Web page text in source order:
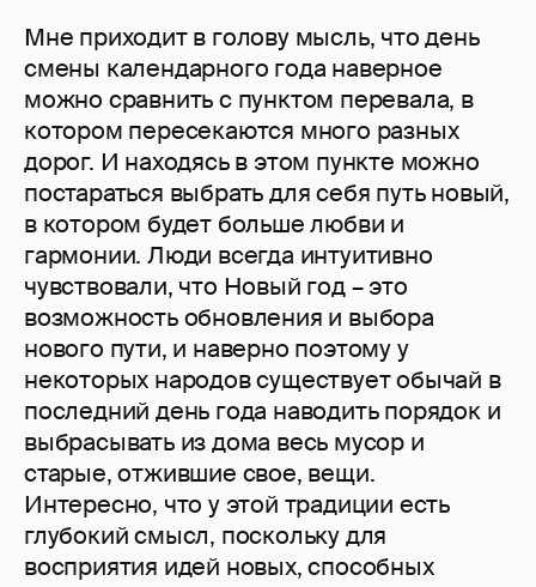
Мне приходит в голову мысль, что день
смены календарного года наверное
можно сравнить с пунктом перевала, в
котором пересекаются много разных
дорог. И находясь в этом пункте можно
постараться выбрать для себя путь новый,
в котором будет больше любви и
гармонии. Люди всегда интуитивно
чувствовали, что Новый год – это
возможность обновления и выбора
нового пути, и наверно поэтому у
некоторых народов существует обычай в
последний день года наводить порядок и
выбрасывать из дома весь мусор и
старые, отжившие свое, вещи.
Интересно, что у этой традиции есть
глубокий смысл, поскольку для
восприятия идей новых, способных